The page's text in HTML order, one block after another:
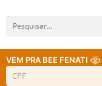
VEM PRA BEE FENATI